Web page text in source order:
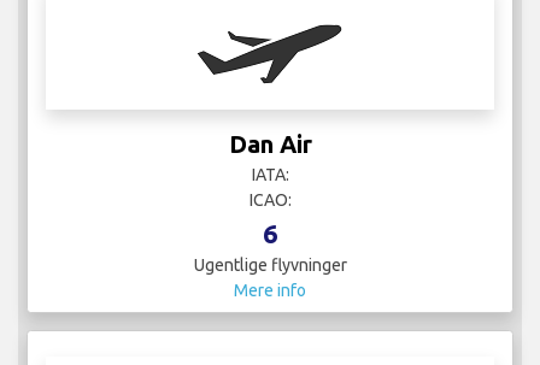
Dan Air
IATA:
ICAO:
6
Ugentlige flyvninger
Mere info